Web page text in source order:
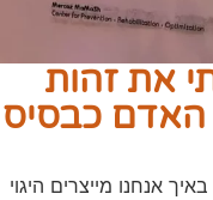
את זהות
האדם כבסיס
אנחנו מייצרים היגוי